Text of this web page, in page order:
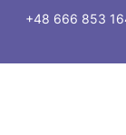
+48 666 853